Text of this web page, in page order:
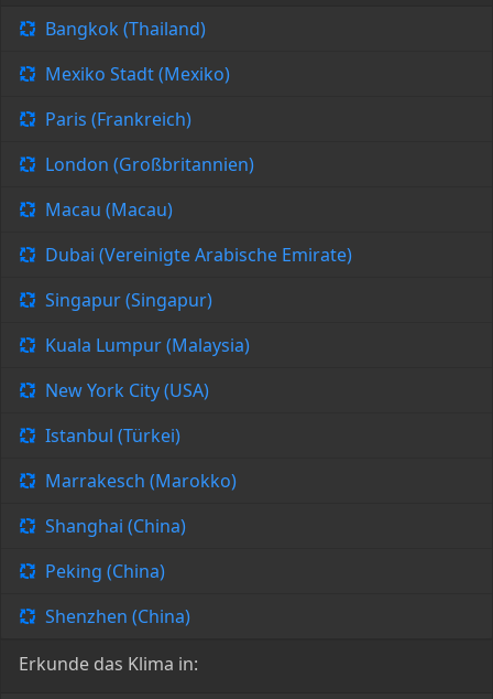
Bangkok (Thailand)
Mexiko Stadt (Mexiko)
Paris (Frankreich)
London (Großbritannien)
Macau (Macau)
Dubai (Vereinigte Arabische Emirate)
Singapur (Singapur)
Kuala Lumpur (Malaysia)
New York City (USA)
Istanbul (Türkei)
Marrakesch (Marokko)
Shanghai (China)
Peking (China)
Shenzhen (China)
Erkunde das Klima in: